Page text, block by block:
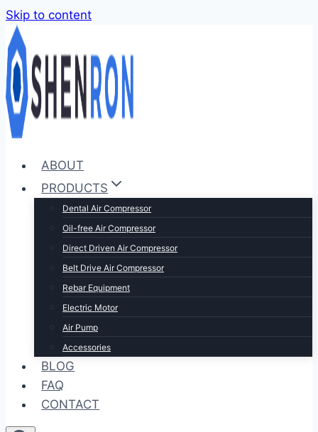
Skip to content
ABOUT
PRODUCTS
Dental Air Compressor
Oil-free Air Compressor
Direct Driven Air Compressor
Belt Drive Air Compressor
Rebar Equipment
Electric Motor
Air Pump
Accessories
BLOG
FAQ
CONTACT